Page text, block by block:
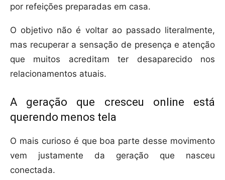
por refeições preparadas em casa.
O objetivo não é voltar ao passado literalmente,
mas recuperar a sensação de presença e atenção
que muitos acreditam ter desaparecido nos
relacionamentos atuais.
A geração que cresceu online está
querendo menos tela
O mais curioso é que boa parte desse movimento
vem justamente da geração que nasceu
conectada.